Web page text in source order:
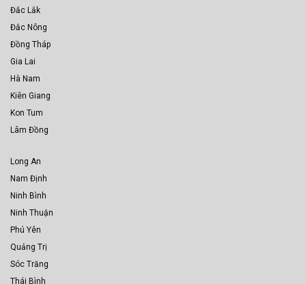
Đắc Lắk
Đắc Nông
Đồng Tháp
Gia Lai
Hà Nam
Kiên Giang
Kon Tum
Lâm Đồng
Long An
Nam Định
Ninh Bình
Ninh Thuận
Phú Yên
Quảng Trị
Sóc Trăng
Thái Bình